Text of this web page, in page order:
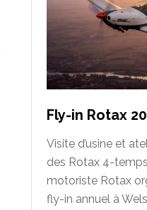
Fly-in Rotax
Visite d’usine et
des Rotax 4-
motoriste Rotax
fly-in annuel à